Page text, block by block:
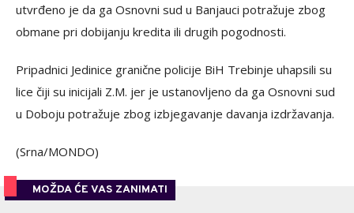
utvrđeno je da ga Osnovni sud u Banjauci potražuje zbog
obmane pri dobijanju kredita ili drugih pogodnosti.
Pripadnici Jedinice granične policije BiH Trebinje uhapsili su
lice čiji su inicijali Z.M. jer je ustanovljeno da ga Osnovni sud
u Doboju potražuje zbog izbjegavanje davanja izdržavanja.
(Srna/MONDO)
MOŽDA ĆE VAS ZANIMATI